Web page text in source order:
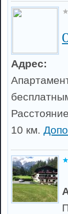
Адрес:
10 км.